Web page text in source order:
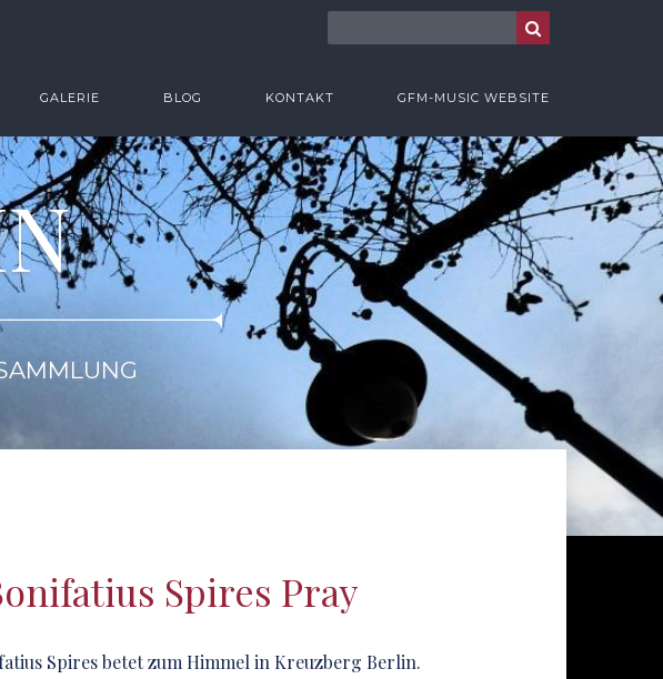
GALERIE BLOG KONTAKT GFM-MUSIC WEBSITE
Spires Pray
Spires betet zum Himmel in Kreuzberg Berlin.